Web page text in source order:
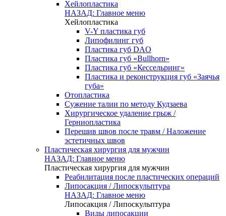
Хейлопластика
НАЗАД: Главное меню
Хейлопластика
V-Y пластика губ
Липофилинг губ
Пластика губ DAO
Пластика губ «Bullhorn»
Пластика губ «Кессельринг»
Пластика и реконструкция губ «Заячья
губа»
Отопластика
Сужение талии по методу Кудзаева
Хирургическое удаление грыж /
Герниопластика
Перешив швов после травм / Наложение
эстетичных швов
Пластическая хирургия для мужчин
НАЗАД: Главное меню
Пластическая хирургия для мужчин
Реабилитация после пластических операций
Липосакция / Липоскульптура
НАЗАД: Главное меню
Липосакция / Липоскульптура
Виды липосакции